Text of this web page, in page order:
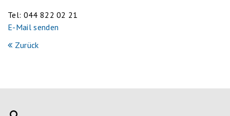
Tel: 044 822 02 21
E-Mail senden
Zurück